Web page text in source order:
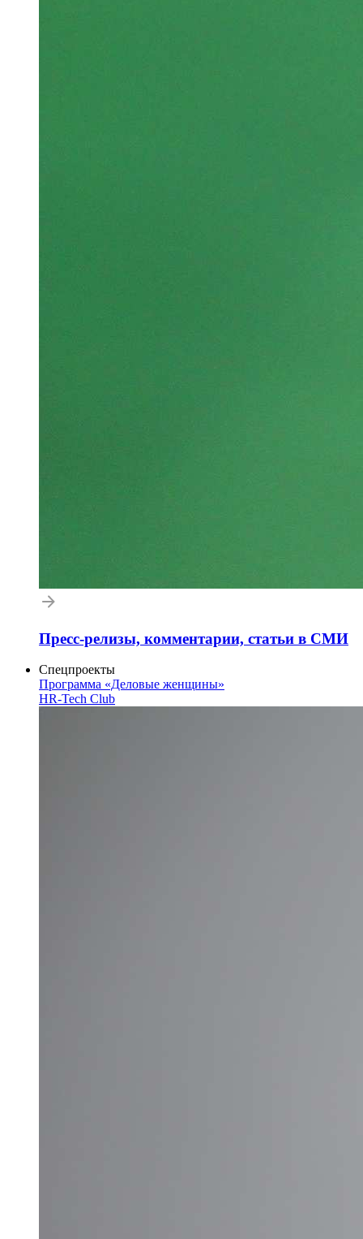
Пресс-релизы, комментарии, статьи в СМИ
Спецпроекты
Программа «Деловые женщины»
HR-Tech Club